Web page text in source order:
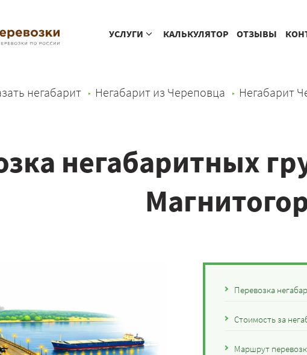
УСЛУГИ КАЛЬКУЛЯТОР ОТЗЫВЫ
негабарит Негабарит из Череповца Негабарит
негабаритных
Перевозка
Стоимость за
Маршрут